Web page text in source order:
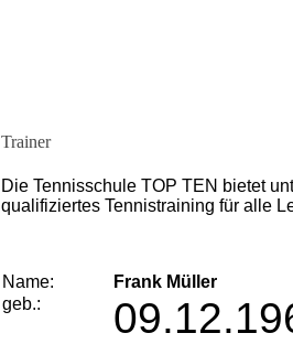
Trainer
Die Tennisschule TOP TEN bietet
qualifiziertes Tennistraining für alle
Name:
Frank Müller
geb.: